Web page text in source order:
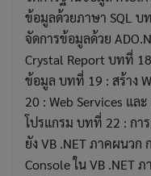
ข้อมูลด้วยภาษา SQL บ
จัดการข้อมูลด้วย
Crystal Report บทที่
ข้อมูล บทที่ 19 : สร้าง
20 : Web Services แล
โปรแกรม บทที่ 22 : กา
ยัง VB .NET ภาคผนว
Console ใน VB .NET